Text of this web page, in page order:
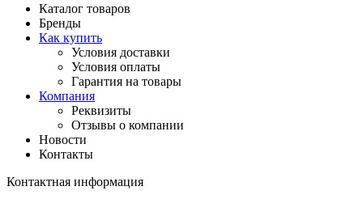
Каталог товаров
Бренды
Как купить
Условия доставки
Условия оплаты
Гарантия на товары
Компания
Реквизиты
Отзывы о компании
Новости
Контакты
Контактная информация